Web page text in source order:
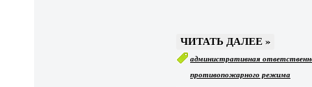
ЧИТАТЬ ДАЛЕЕ »
административная
противопожарного режима